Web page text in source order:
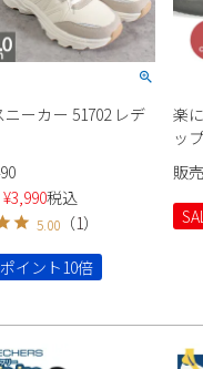
ニーカー 51702 レデ
¥3,990税込
5.00（1）
ポイント10倍
楽
ッ
ー
フ
ぽ
ド
販